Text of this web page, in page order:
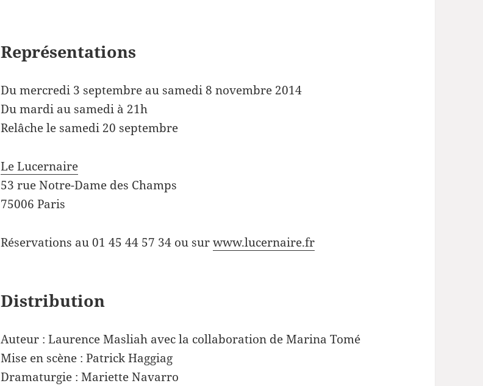
Représentations
Du mercredi 3 septembre au samedi 8 novembre 2014
Du mardi au samedi à 21h
Relâche le samedi 20 septembre
Le Lucernaire
53 rue Notre-Dame des Champs
75006 Paris
Réservations au 01 45 44 57 34 ou surwww.lucernaire.fr
Distribution
Auteur : Laurence Masliah avec la collaboration de Marina Tomé
Mise en scène : Patrick Haggiag
Dramaturgie : Mariette Navarro